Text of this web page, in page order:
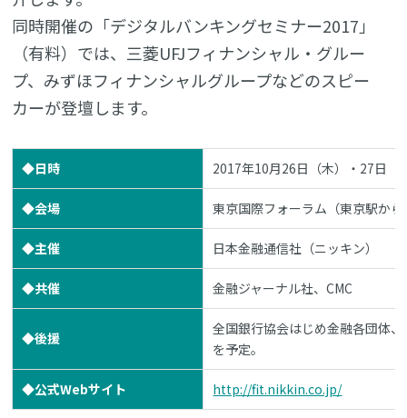
同時開催の「デジタルバンキングセミナー2017」
（有料）では、三菱UFJフィナンシャル・グルー
プ、みずほフィナンシャルグループなどのスピー
カーが登壇します。
◆日時 2017年10月26日（木）・27日（
◆会場 東京国際フォーラム（東京駅か
◆主催 日本金融通信社（ニッキン）
◆共催 金融ジャーナル社、CMC
◆後援
全国銀行協会はじめ金融各団体
を予定。
◆公式Webサイト http://fit.nikkin.co.jp/